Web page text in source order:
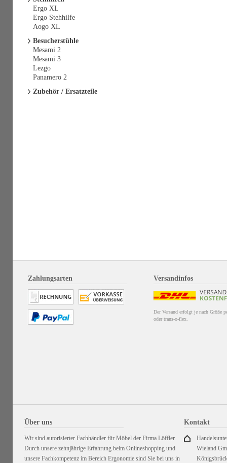
Ergo XL
Ergo Stehhilfe
Aogo XL
Besucherstühle
Mesami 2
Mesami 3
Lezgo
Panamero 2
Zubehör / Ersatzteile
Zahlungsarten Versandinfos
Der Versand erfolgt je nach Größe
oder trans-o-flex.
Über uns
Wir sind autorisierter Fachhändler für Möbel der Firma Löffler.
Durch unsere zehnjährige Erfahrung beim Onlineshopping und
unsere Fachkompetenz im Bereich Ergonomie sind Sie bei uns in
Kontakt
Wieland